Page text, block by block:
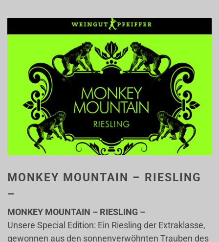
MONKEY MOUNTAIN – RIESLING
–
MONKEY MOUNTAIN – RIESLING –
Unsere Special Edition: Ein Riesling der Extraklasse,
gewonnen aus den sonnenverwöhnten Trauben des